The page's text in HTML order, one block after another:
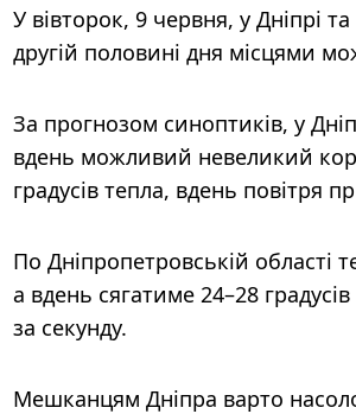
У вівторок, 9 червня, у Дніпрі
другій половині дня місцями
За прогнозом синоптиків, у
вдень можливий невеликий
градусів тепла, вдень повітря
По Дніпропетровській області
а вдень сягатиме 24–28
за секунду.
Мешканцям Дніпра варто